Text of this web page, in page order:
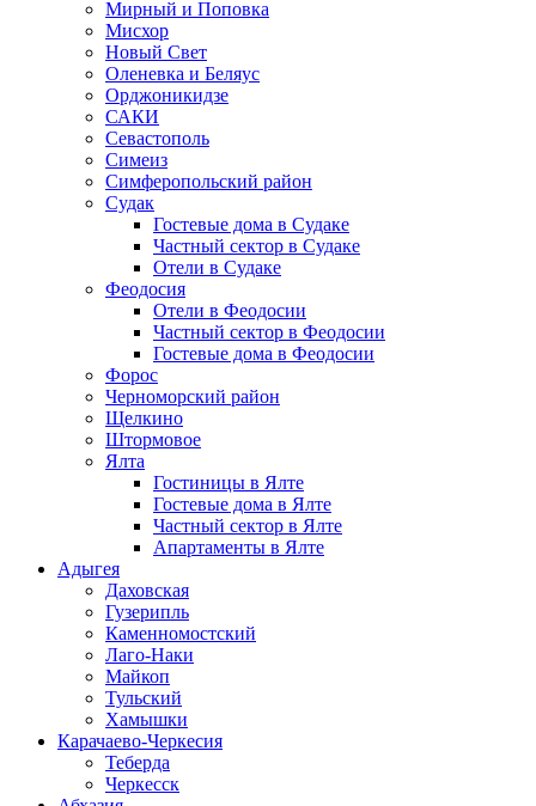
Мирный и Поповка
Мисхор
Новый Свет
Оленевка и Беляус
Орджоникидзе
САКИ
Севастополь
Симеиз
Симферопольский район
Судак
Гостевые дома в Судаке
Частный сектор в Судаке
Отели в Судаке
Феодосия
Отели в Феодосии
Частный сектор в Феодосии
Гостевые дома в Феодосии
Форос
Черноморский район
Щелкино
Штормовое
Ялта
Гостиницы в Ялте
Гостевые дома в Ялте
Частный сектор в Ялте
Апартаменты в Ялте
Адыгея
Даховская
Гузерипль
Каменномостский
Лаго-Наки
Майкоп
Тульский
Хамышки
Карачаево-Черкесия
Теберда
Черкесск